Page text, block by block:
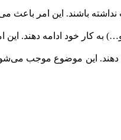
باشند. این امر باعث
به کار خود ادامه دهند.
این موضوع موجب